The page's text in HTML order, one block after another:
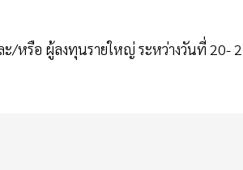
/หรือ ผู้ลงทุนรายใหญ่ ระหว่างวันที่ 20-